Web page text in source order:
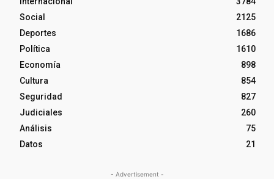
Social
2125
Deportes
1686
Política
1610
Economía
898
Cultura
854
Seguridad
827
Judiciales
260
Análisis
75
Datos
21
- Advertisement -